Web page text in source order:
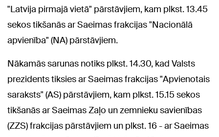
"Latvija pirmajā vietā" pārstāvjiem, kam plkst. 13.45
sekos tikšanās ar Saeimas frakcijas "Nacionālā
apvienība" (NA) pārstāvjiem.
Nākamās sarunas notiks plkst. 14.30, kad Valsts
prezidents tiksies ar Saeimas frakcijas "Apvienotais
saraksts" (AS) pārstāvjiem, kam plkst. 15.15 sekos
tikšanās ar Saeimas Zaļo un zemnieku savienības
(ZZS) frakcijas pārstāvjiem un plkst. 16 - ar Saeimas